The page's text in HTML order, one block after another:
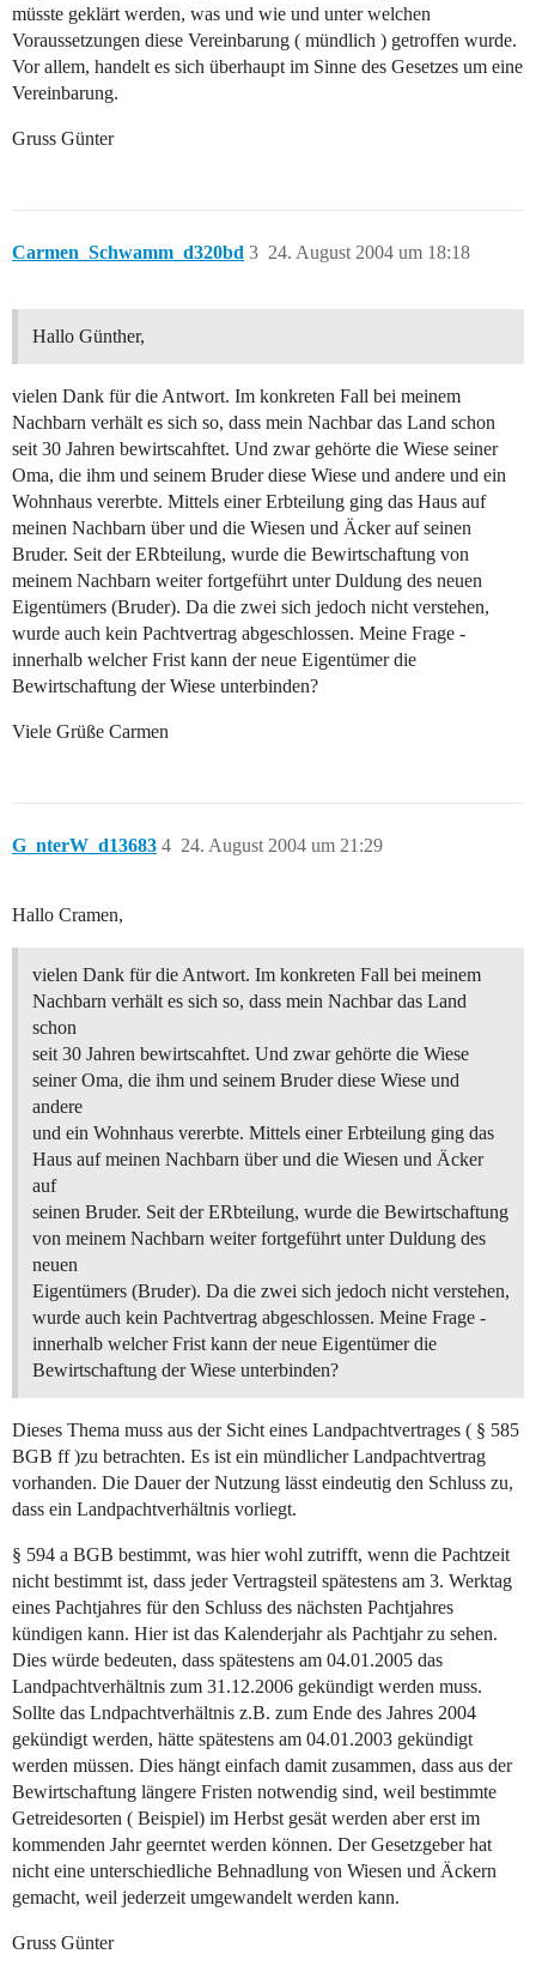
müsste geklärt werden, was und wie und unter welchen
Voraussetzungen diese Vereinbarung ( mündlich ) getroffen wurde.
Vor allem, handelt es sich überhaupt im Sinne des Gesetzes um eine
Vereinbarung.
Gruss Günter
Carmen_Schwamm_d320bd 24. August 2004 um 18:18
3
Hallo Günther,
vielen Dank für die Antwort. Im konkreten Fall bei meinem
Nachbarn verhält es sich so, dass mein Nachbar das Land schon
seit 30 Jahren bewirtscahftet. Und zwar gehörte die Wiese seiner
Oma, die ihm und seinem Bruder diese Wiese und andere und ein
Wohnhaus vererbte. Mittels einer Erbteilung ging das Haus auf
meinen Nachbarn über und die Wiesen und Äcker auf seinen
Bruder. Seit der ERbteilung, wurde die Bewirtschaftung von
meinem Nachbarn weiter fortgeführt unter Duldung des neuen
Eigentümers (Bruder). Da die zwei sich jedoch nicht verstehen,
wurde auch kein Pachtvertrag abgeschlossen. Meine Frage -
innerhalb welcher Frist kann der neue Eigentümer die
Bewirtschaftung der Wiese unterbinden?
Viele Grüße Carmen
G_nterW_d13683 24. August 2004 um 21:29
4
Hallo Cramen,
vielen Dank für die Antwort. Im konkreten Fall bei meinem
Nachbarn verhält es sich so, dass mein Nachbar das Land
schon
seit 30 Jahren bewirtscahftet. Und zwar gehörte die Wiese
seiner Oma, die ihm und seinem Bruder diese Wiese und
andere
und ein Wohnhaus vererbte. Mittels einer Erbteilung ging das
Haus auf meinen Nachbarn über und die Wiesen und Äcker
auf
seinen Bruder. Seit der ERbteilung, wurde die Bewirtschaftung
von meinem Nachbarn weiter fortgeführt unter Duldung des
neuen
Eigentümers (Bruder). Da die zwei sich jedoch nicht verstehen,
wurde auch kein Pachtvertrag abgeschlossen. Meine Frage -
innerhalb welcher Frist kann der neue Eigentümer die
Bewirtschaftung der Wiese unterbinden?
Dieses Thema muss aus der Sicht eines Landpachtvertrages ( § 585
BGB ff )zu betrachten. Es ist ein mündlicher Landpachtvertrag
vorhanden. Die Dauer der Nutzung lässt eindeutig den Schluss zu,
dass ein Landpachtverhältnis vorliegt.
§ 594 a BGB bestimmt, was hier wohl zutrifft, wenn die Pachtzeit
nicht bestimmt ist, dass jeder Vertragsteil spätestens am 3. Werktag
eines Pachtjahres für den Schluss des nächsten Pachtjahres
kündigen kann. Hier ist das Kalenderjahr als Pachtjahr zu sehen.
Dies würde bedeuten, dass spätestens am 04.01.2005 das
Landpachtverhältnis zum 31.12.2006 gekündigt werden muss.
Sollte das Lndpachtverhältnis z.B. zum Ende des Jahres 2004
gekündigt werden, hätte spätestens am 04.01.2003 gekündigt
werden müssen. Dies hängt einfach damit zusammen, dass aus der
Bewirtschaftung längere Fristen notwendig sind, weil bestimmte
Getreidesorten ( Beispiel) im Herbst gesät werden aber erst im
kommenden Jahr geerntet werden können. Der Gesetzgeber hat
nicht eine unterschiedliche Behnadlung von Wiesen und Äckern
gemacht, weil jederzeit umgewandelt werden kann.
Gruss Günter